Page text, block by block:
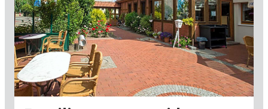
semesterstämning med plats för skratt, lek och
lugna stunder.
Med denna bas är det enkelt att fylla semestern
med både kortare utflykter och längre
upplevelser. Den klassiska badorten
Boltenhagen lockar med sin långa pir ut i
Östersjön (9 km), mysig semesterstämning och